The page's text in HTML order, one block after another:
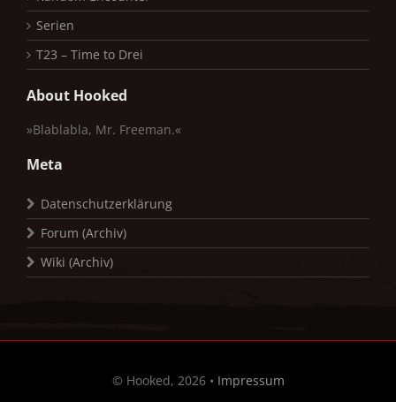
Serien
T23 – Time to Drei
About Hooked
»Blablabla, Mr. Freeman.«
Meta
Datenschutzerklärung
Forum (Archiv)
Wiki (Archiv)
© Hooked, 2026 • Impressum